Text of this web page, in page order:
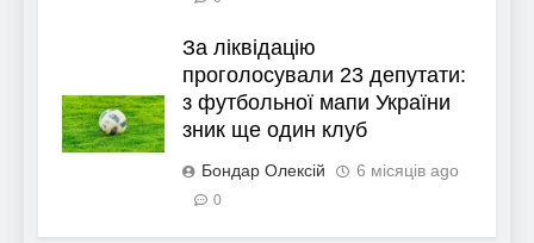
За ліквідацію
проголосували 23 депутати:
з футбольної мапи України
зник ще один клуб
Бондар Олексій 6 місяців ago
0